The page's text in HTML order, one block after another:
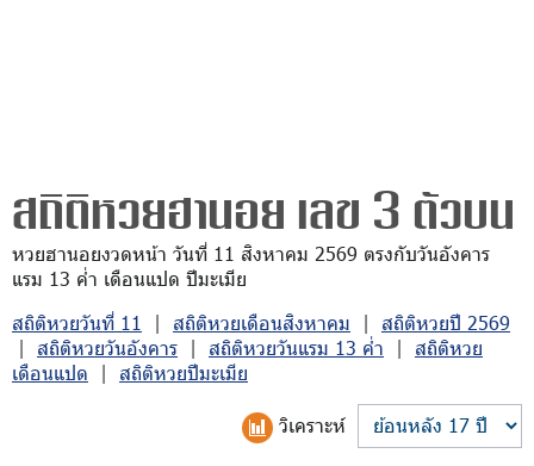
สถิติหวยฮานอย เลข 3 ตัวบน
หวยฮานอยงวดหน้า วันที่ 11 สิงหาคม 2569 ตรงกับวันอังคาร
แรม 13 ค่ำ เดือนแปด ปีมะเมีย
สถิติหวยวันที่ 11
| สถิติหวยเดือนสิงหาคม | สถิติหวยปี 2569
| สถิติหวยวันอังคาร | สถิติหวยวันแรม 13 ค่ำ | สถิติหวย
เดือนแปด | สถิติหวยปีมะเมีย
วิเคราะห์